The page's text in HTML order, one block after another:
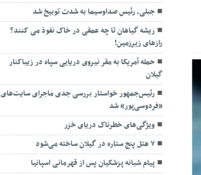
جبلی، رئیس صداوسیما به شدت توبیخ شد
ریشه گیاهان تا چه عمقی در خاک نفوذ می کنند؟
رازهای زیرزمین!
حمله آمریکا به مقر نیروی دریایی سپاه در زیباکنار
گیلان
رئیس‌جمهور خواستار بررسی جدی ماجرای سایت‌های
«فردوسی‌پور» شد
ویژگی‌های خطرناک دریای خزر
۷ هتل پنج ستاره در گیلان ساخته می‌شود
پیام شبانه پزشکیان پس از قهرمانی اسپانیا